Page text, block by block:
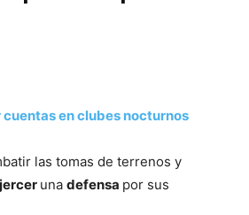
en clubes nocturnos
las tomas de terrenos y
una defensa por sus